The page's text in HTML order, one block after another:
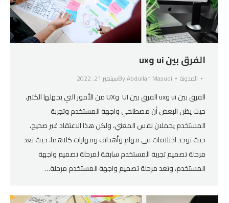
الفرق بين ui وux
المدونة ByAbdullah Masudi سبتمبر 21, 2022
الفرق بين ui وux الفرق بين UI وUX من الأمور التي يجهلها الكثير،
حيث يظن البعض أن مصطلحي واجهة المستخدم وتجربة
المستخدم يحملان نفس المعني، ولكن هذا الاعتقاد غير صحيح،
حيث توجد اختلافات في مهام وأهداف ومهارات كلاهما. حيث تعد
مرحلة تصميم تجربة المستخدم سابقة لمرحلة تصميم واجهة
المستخدم، وتعد مرحلة تصميم واجهة المستخدم مرحلة…